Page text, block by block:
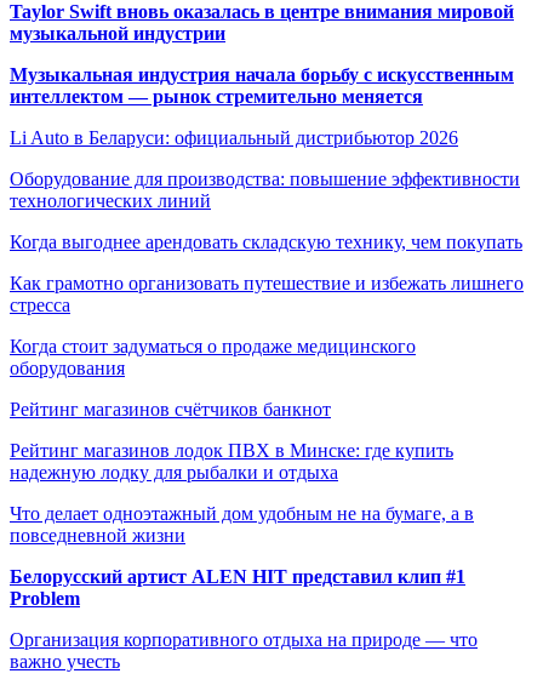
Taylor Swift вновь оказалась в центре внимания мировой
музыкальной индустрии
Музыкальная индустрия начала борьбу с искусственным
интеллектом — рынок стремительно меняется
Li Auto в Беларуси: официальный дистрибьютор 2026
Оборудование для производства: повышение эффективности
технологических линий
Когда выгоднее арендовать складскую технику, чем покупать
Как грамотно организовать путешествие и избежать лишнего
стресса
Когда стоит задуматься о продаже медицинского
оборудования
Рейтинг магазинов счётчиков банкнот
Рейтинг магазинов лодок ПВХ в Минске: где купить
надежную лодку для рыбалки и отдыха
Что делает одноэтажный дом удобным не на бумаге, а в
повседневной жизни
Белорусский артист ALEN HIT представил клип #1
Problem
Организация корпоративного отдыха на природе — что
важно учесть